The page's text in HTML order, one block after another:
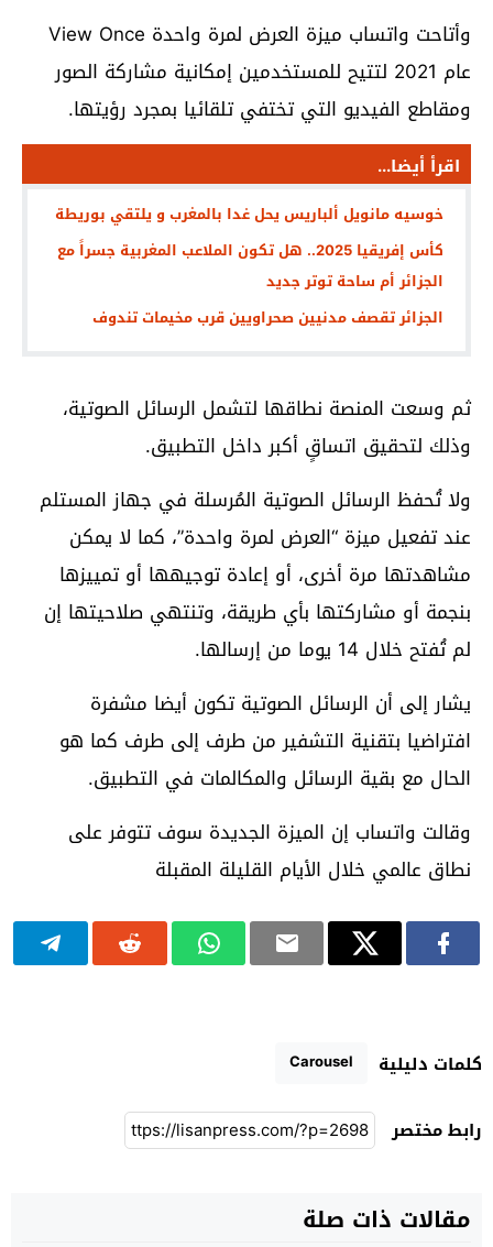
وأتاحت واتساب ميزة العرض لمرة واحدة View Once
عام 2021 لتتيح للمستخدمين إمكانية مشاركة الصور
ومقاطع الفيديو التي تختفي تلقائيا بمجرد رؤيتها.
اقرأ أيضا...
خوسيه مانويل ألباريس يحل غدا بالمغرب و يلتقي بوريطة
كأس إفريقيا 2025.. هل تكون الملاعب المغربية جسراً مع
الجزائر أم ساحة توتر جديد
الجزائر تقصف مدنيين صحراويين قرب مخيمات تندوف
ثم وسعت المنصة نطاقها لتشمل الرسائل الصوتية،
وذلك لتحقيق اتساقٍ أكبر داخل التطبيق.
ولا تُحفظ الرسائل الصوتية المُرسلة في جهاز المستلم
عند تفعيل ميزة “العرض لمرة واحدة”، كما لا يمكن
مشاهدتها مرة أخرى، أو إعادة توجيهها أو تمييزها
بنجمة أو مشاركتها بأي طريقة، وتنتهي صلاحيتها إن
لم تُفتح خلال 14 يوما من إرسالها.
يشار إلى أن الرسائل الصوتية تكون أيضا مشفرة
افتراضيا بتقنية التشفير من طرف إلى طرف كما هو
الحال مع بقية الرسائل والمكالمات في التطبيق.
وقالت واتساب إن الميزة الجديدة سوف تتوفر على
نطاق عالمي خلال الأيام القليلة المقبلة
كلمات دليلية Carousel
رابط مختصر
مقالات ذات صلة